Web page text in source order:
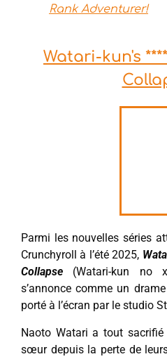
Rank Adventurer!
Watari-kun's
Parmi les nouvelles séries
Crunchyroll à l’été 2025,
Collapse (Watari-kun no
s’annonce comme un
porté à l’écran par le studio
Naoto Watari a tout
sœur depuis la perte de